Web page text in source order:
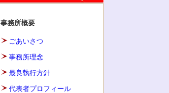
事務所概要
ごあいさつ
事務所理念
最良執行方針
代表者プロフィール